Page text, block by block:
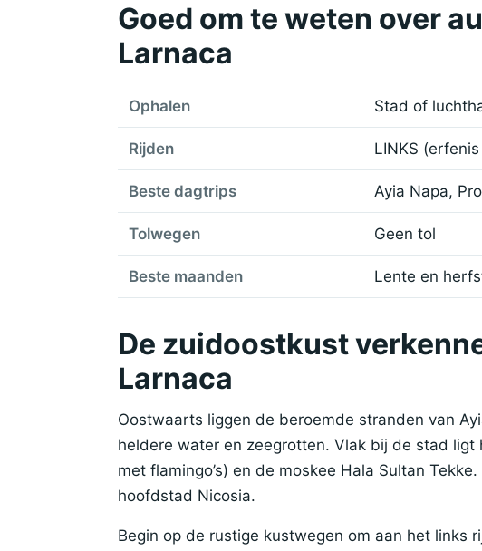
Goed om te weten over
Larnaca
Ophalen Stad of
Rijden LINKS
Beste dagtrips Ayia Napa,
Tolwegen Geen tol
Beste maanden Lente en
De zuidoostkust
Larnaca
Oostwaarts liggen de beroemde stranden van
heldere water en zeegrotten. Vlak bij de stad
met flamingo’s) en de moskee Hala Sultan
hoofdstad Nicosia.
Begin op de rustige kustwegen om aan het links